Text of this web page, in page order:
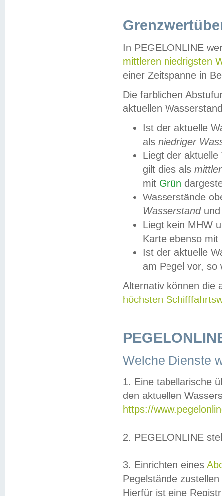
In PEGELONLINE
mittleren niedrigsten
einer Zeitspanne in
Die farblichen
aktuellen
Ist der aktuelle
als niedriger
Liegt der
gilt dies als
mit Grün
Wasserstände
Wasserstandund
Liegt kein MHW
Karte ebenso mit
Ist der aktuelle
am Pegel vor,
Alternativ können die
höchsten
Welche Dienste
1. Eine tabellarische
den aktuellen
https://
2. PEGELONLINE
3. Einrichten eines
Pegelstände
Hierfür ist eine